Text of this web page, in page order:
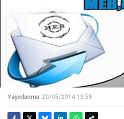
Yayınlanma: 20/05/2014 13:59